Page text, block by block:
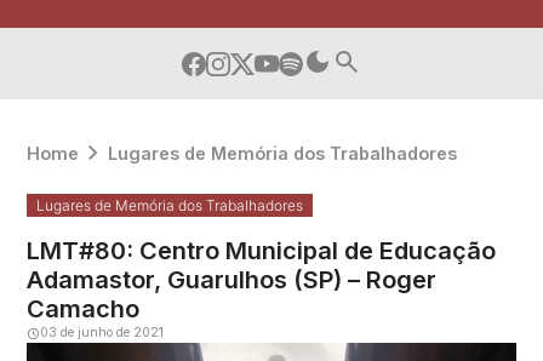
Home Lugares de Memória dos Trabalhadores
Lugares de Memória dos Trabalhadores
LMT#80: Centro Municipal de Educação
Adamastor, Guarulhos (SP) – Roger
Camacho
03 de junho de 2021